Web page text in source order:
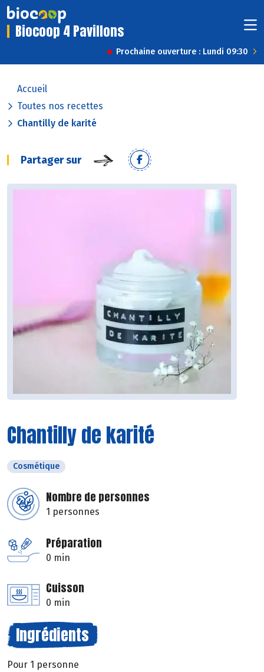
Biocoop 4 Pavillons
Prochaine ouverture : Lundi 09:30
Accueil
Toutes nos recettes
Chantilly de karité
Partager sur
Chantilly de karité
Cosmétique
Nombre de personnes
1 personnes
Préparation
0 min
Cuisson
0 min
Ingrédients
Pour 1 personne